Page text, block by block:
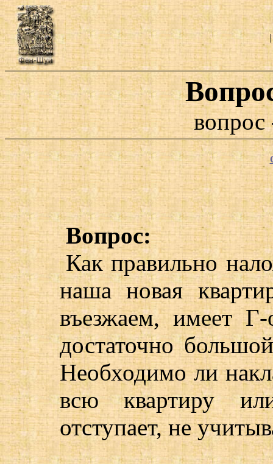
Вопрос:
Как правильно
наша новая
въезжаем, имеет
достаточно
Необходимо ли
всю квартиру
отступает, не